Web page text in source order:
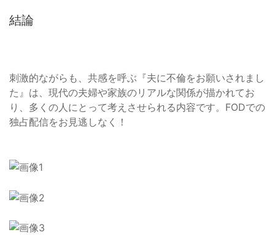
結論
刺激的ながらも、共感を呼ぶ『夫に不倫をお願いされまし
た』は、現代の夫婦や家族のリアルな関係が描かれてお
り、多くの人にとって考えさせられる内容です。FODでの
独占配信をお見逃しなく！